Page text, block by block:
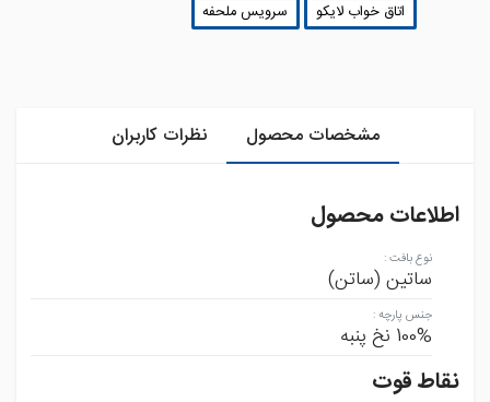
اتاق خواب لایکو سرویس ملحفه
مشخصات محصول نظرات کاربران
اطلاعات محصول
نوع بافت:
ساتین (ساتن)
جنس پارچه:
100% نخ پنبه
نقاط قوت